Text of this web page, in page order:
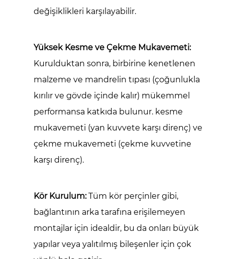
değişiklikleri karşılayabilir.
Yüksek Kesme ve Çekme Mukavemeti:
Kurulduktan sonra, birbirine kenetlenen
malzeme ve mandrelin tıpası (çoğunlukla
kırılır ve gövde içinde kalır) mükemmel
performansa katkıda bulunur. kesme
mukavemeti (yan kuvvete karşı direnç) ve
çekme mukavemeti (çekme kuvvetine
karşı direnç).
Kör Kurulum:Tüm kör perçinler gibi,
bağlantının arka tarafına erişilemeyen
montajlar için idealdir, bu da onları büyük
yapılar veya yalıtılmış bileşenler için çok